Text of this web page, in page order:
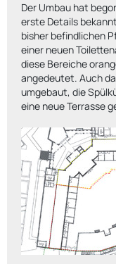
Der Umbau hat
erste Details
bisher befindlichen
einer neuen
diese Bereiche
angedeutet. Auch
umgebaut, die
eine neue Terrasse